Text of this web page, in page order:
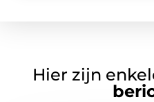
Hier zijn